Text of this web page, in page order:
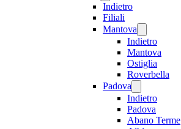
Indietro
Filiali
Mantova
Indietro
Mantova
Ostiglia
Roverbella
Padova
Indietro
Padova
Abano Terme